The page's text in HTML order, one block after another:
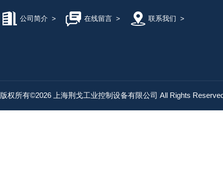
公司简介 > 在线留言> 联系我们 >
版权所有©2026 上海荆戈工业控制设备有限公司 All Rights